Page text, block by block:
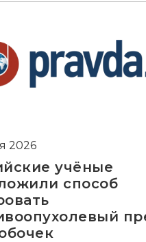
2026
учёные
способ